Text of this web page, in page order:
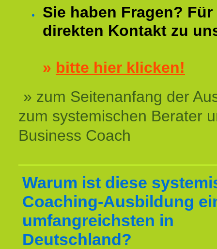
Sie haben Fragen?
direkten Kontakt zu
» bitte hier klicken!
» zum Seitenanfang der
zum systemischen Berater
Business Coach
Warum ist diese
Coaching-Ausbildung
umfangreichsten in
Deutschland?